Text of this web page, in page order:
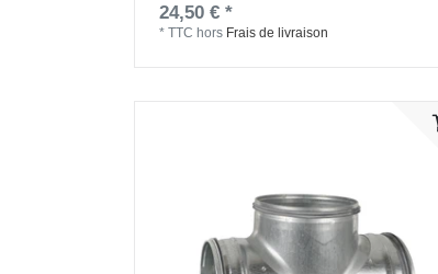
24,50 € *
*TTC hors Frais de livraison